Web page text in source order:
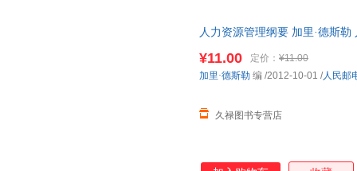
人力资源管理纲要 加里·德斯勒
¥11.00 定价： ¥11.00
久禄图书专营店
加里·德斯勒 编 /2012-10-01 /人民邮